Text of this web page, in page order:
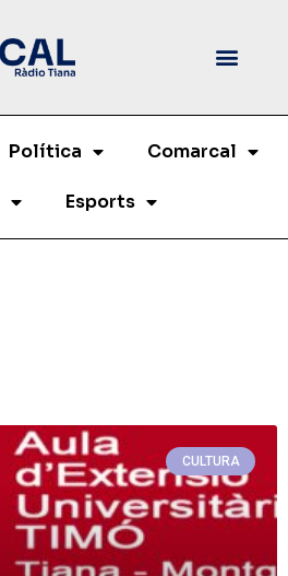
Política Comarcal
Esports
CULTURA